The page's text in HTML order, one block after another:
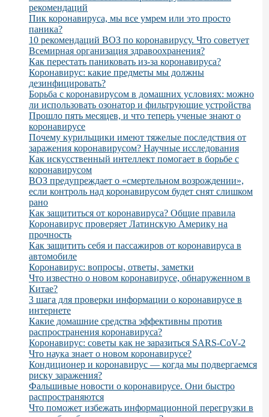
рекомендаций
Пик коронавируса, мы все умрем или это просто
паника?
10 рекомендаций ВОЗ по коронавирусу. Что советует
Всемирная организация здравоохранения?
Как перестать паниковать из-за коронавируса?
Коронавирус: какие предметы мы должны
дезинфицировать?
Борьба с коронавирусом в домашних условиях: можно
ли использовать озонатор и фильтрующие устройства
Прошло пять месяцев, и что теперь ученые знают о
коронавирусе
Почему курильщики имеют тяжелые последствия от
заражения коронавирусом? Научные исследования
Как искусственный интеллект помогает в борьбе с
коронавирусом
ВОЗ предупреждает о «смертельном возрождении»,
если контроль над коронавирусом будет снят слишком
рано
Как защититься от коронавируса? Общие правила
Коронавирус проверяет Латинскую Америку на
прочность
Как защитить себя и пассажиров от коронавируса в
автомобиле
Коронавирус: вопросы, ответы, заметки
Что известно о новом коронавирусе, обнаруженном в
Китае?
3 шага для проверки информации о коронавирусе в
интернете
Какие домашние средства эффективны против
распространения коронавируса?
Коронавирус: советы как не заразиться SARS-CoV-2
Что наука знает о новом коронавирусе?
Кондиционер и коронавирус — когда мы подвергаемся
риску заражения?
Фальшивые новости о коронавирусе. Они быстро
распространяются
Что поможет избежать информационной перегрузки в